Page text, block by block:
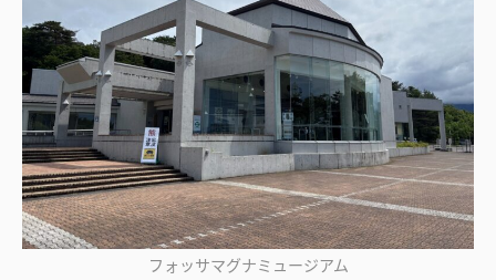
フォッサマグナミュージアム